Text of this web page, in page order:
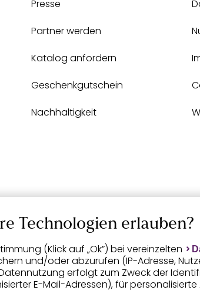
Presse
Partner werden
Katalog anfordern
Geschenkgutschein
Nachhaltigkeit
Technologien erlauben?
(Klick auf „Ok”) bei vereinzelten
und/oder abzurufen (IP-Adresse,
erfolgt zum Zweck der
E-Mail-Adressen), für